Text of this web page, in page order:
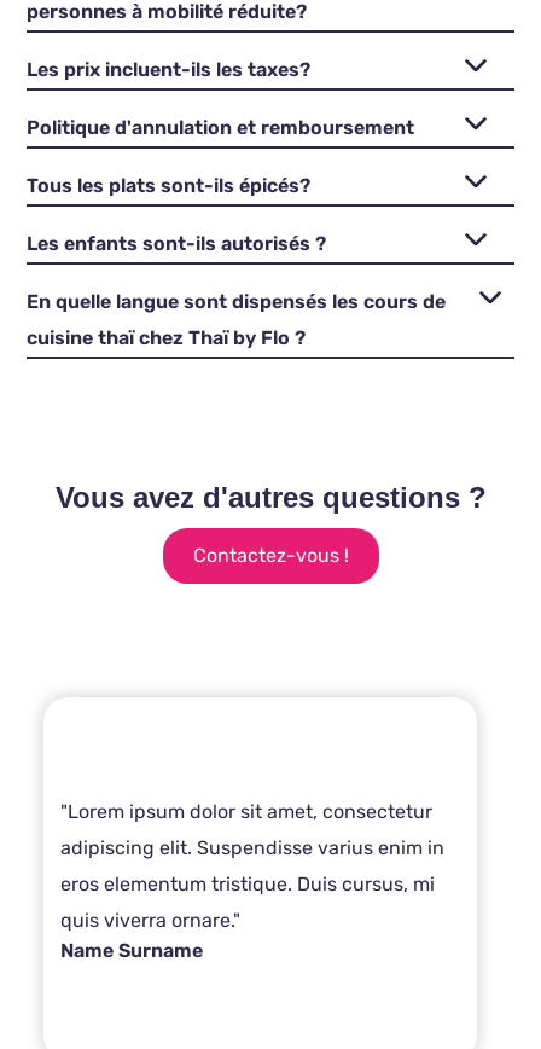
personnes à mobilité réduite?
Les prix incluent-ils les taxes?
Politique d'annulation et remboursement
Tous les plats sont-ils épicés?
Les enfants sont-ils autorisés ?
En quelle langue sont dispensés les cours de
cuisine thaï chez Thaï by Flo ?
Vous avez d'autres questions ?
Contactez-vous !
"Lorem ipsum dolor sit amet, consectetur
adipiscing elit. Suspendisse varius enim in
eros elementum tristique. Duis cursus, mi
quis viverra ornare."
Name Surname